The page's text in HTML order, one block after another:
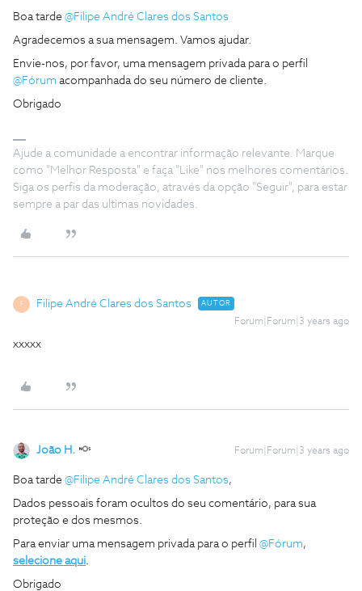
Boa tarde @Filipe André Clares dos Santos
Agradecemos a sua mensagem. Vamos ajudar.
Envie-nos, por favor, uma mensagem privada para o perfil
@Fórum acompanhada do seu número de cliente.
Obrigado
Ajude a comunidade a encontrar informação relevante. Marque
como "Melhor Resposta" e faça "Like" nos melhores comentários.
Siga os perfis da moderação, através da opção "Seguir", para estar
sempre a par das ultimas novidades.
F Filipe André Clares dos Santos AUTOR
Forum|Forum|3 years ago
xxxxx
João H. Forum|Forum|3 years ago
Boa tarde @Filipe André Clares dos Santos,
Dados pessoais foram ocultos do seu comentário, para sua
proteção e dos mesmos.
Para enviar uma mensagem privada para o perfil @Fórum,
selecione aqui.
Obrigado